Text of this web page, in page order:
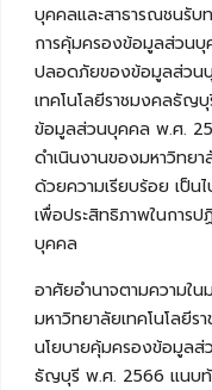
บุคคลและสาธารณชนรับท
การคุ้มครองข้อมูลส่วนบุ
ปลอดภัยของข้อมูลส่วน
เทคโนโลยีราชมงคลธัญ
ข้อมูลส่วนบุคคล พ.ศ.
ดำเนินงานของมหาวิทย
ด้วยความเรียบร้อย เป็น
เพื่อประสิทธิภาพในการ
บุคคล
อาศัยอำนาจตามความใ
มหาวิทยาลัยเทคโนโลยี
นโยบายคุ้มครองข้อมูลส่
ธัญบุรี พ.ศ. 2566 แนบท้